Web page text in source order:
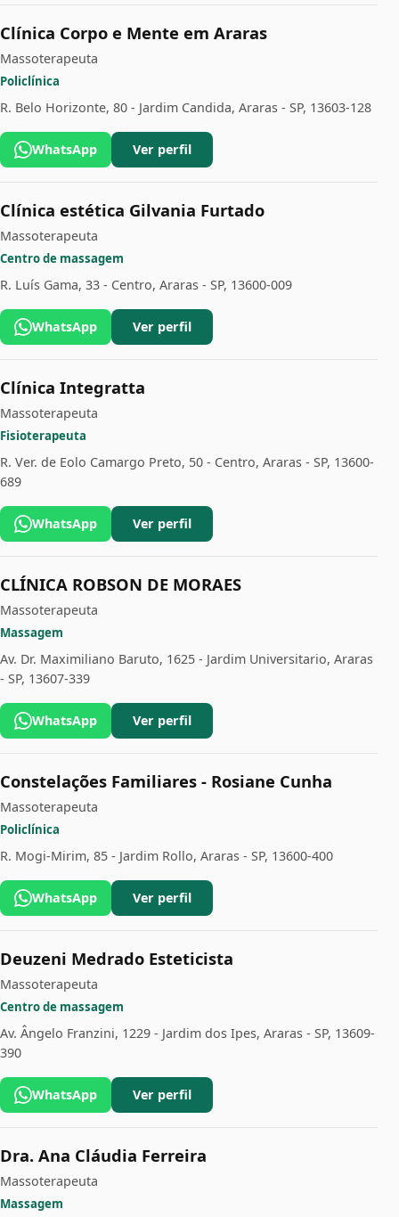
Clínica Corpo e Mente em Araras
Massoterapeuta
Policlínica
R. Belo Horizonte, 80 - Jardim Candida, Araras - SP, 13603-128
WhatsApp Ver perfil
Clínica estética Gilvania Furtado
Massoterapeuta
Centro de massagem
R. Luís Gama, 33 - Centro, Araras - SP, 13600-009
WhatsApp Ver perfil
Clínica Integratta
Massoterapeuta
Fisioterapeuta
R. Ver. de Eolo Camargo Preto, 50 - Centro, Araras - SP, 13600-
689
WhatsApp Ver perfil
CLÍNICA ROBSON DE MORAES
Massoterapeuta
Massagem
Av. Dr. Maximiliano Baruto, 1625 - Jardim Universitario, Araras
- SP, 13607-339
WhatsApp Ver perfil
Constelações Familiares - Rosiane Cunha
Massoterapeuta
Policlínica
R. Mogi-Mirim, 85 - Jardim Rollo, Araras - SP, 13600-400
WhatsApp Ver perfil
Deuzeni Medrado Esteticista
Massoterapeuta
Centro de massagem
Av. Ângelo Franzini, 1229 - Jardim dos Ipes, Araras - SP, 13609-
390
WhatsApp Ver perfil
Dra. Ana Cláudia Ferreira
Massoterapeuta
Massagem